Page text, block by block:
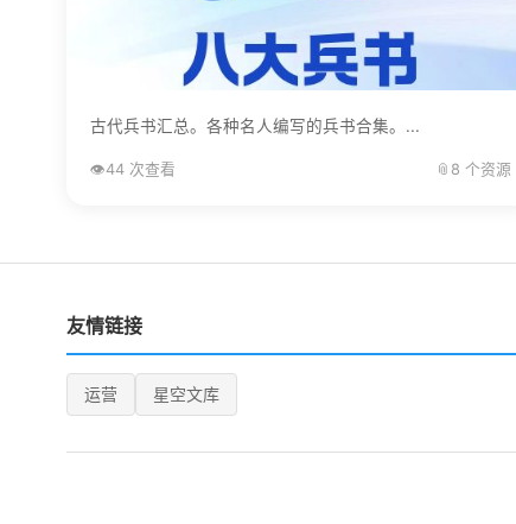
古代兵书汇总。各种名人编写的兵书合集。...
👁️44 次查看 📎 8 个资源
友情链接
运营 星空文库